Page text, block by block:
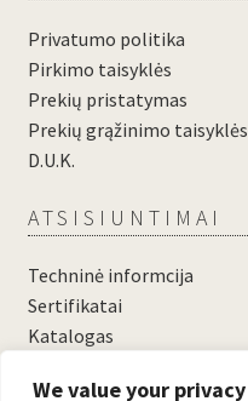
We value your privacy
Privatumo politika
Pirkimo taisyklės
Prekių pristatymas
Prekių grąžinimo taisyklės
D.U.K.
ATSISIUNTIMAI
Techninė informcija
Sertifikatai
Katalogas
....